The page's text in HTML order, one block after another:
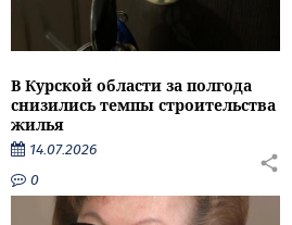
В Курской области за полгода
снизились темпы строительства
жилья
14.07.2026
0